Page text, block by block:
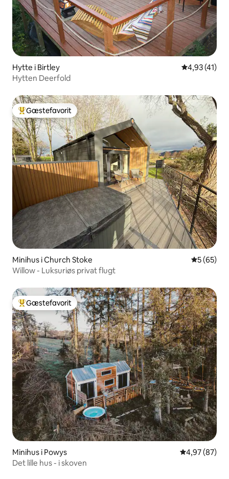
Hytte i Birtley 4,93 ud af 5
4,93 (41)
Hytten Deerfold
Bedste gæstefavorit
Gæstefavorit
Minihus i Church Stoke 5 ud af 5 i
5 (65)
Willow - Luksuriøs privat flugt
Bedste gæstefavorit
Gæstefavorit
Minihus i Powys 4,97 ud af 5 i
4,97 (87)
Det lille hus - i skoven